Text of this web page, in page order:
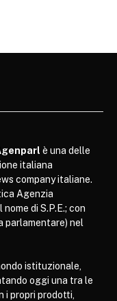
è una delle
italiana
company italiane.
Agenzia
di S.P.E.; con
parlamentare) nel
istituzionale,
oggi una tra le
i propri prodotti,